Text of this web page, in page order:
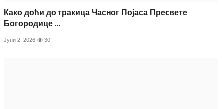
Како доћи до тракица Часног Појаса Пресвете
Богородице ...
Јуни 2, 2026 30